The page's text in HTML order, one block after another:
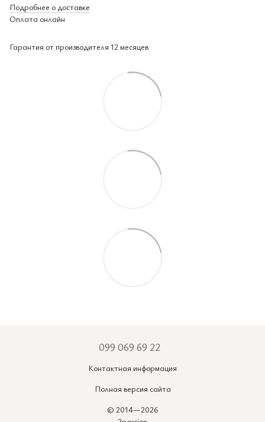
Подробнее о доставке
Оплата онлайн
Гарантия от производителя 12 месяцев
099 069 69 22
Контактная информация
Полная версия сайта
© 2014—2026